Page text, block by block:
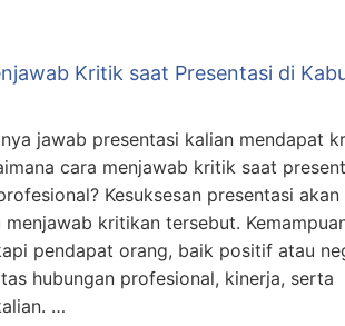
Kritik saat Presentasi di
jawab presentasi kalian mendapat
cara menjawab kritik saat
Kesuksesan presentasi akan
kritikan tersebut.
pendapat orang, baik positif atau
hubungan profesional, kinerja, serta
…